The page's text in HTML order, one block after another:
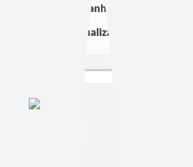
Tamanho:
Visualizações: